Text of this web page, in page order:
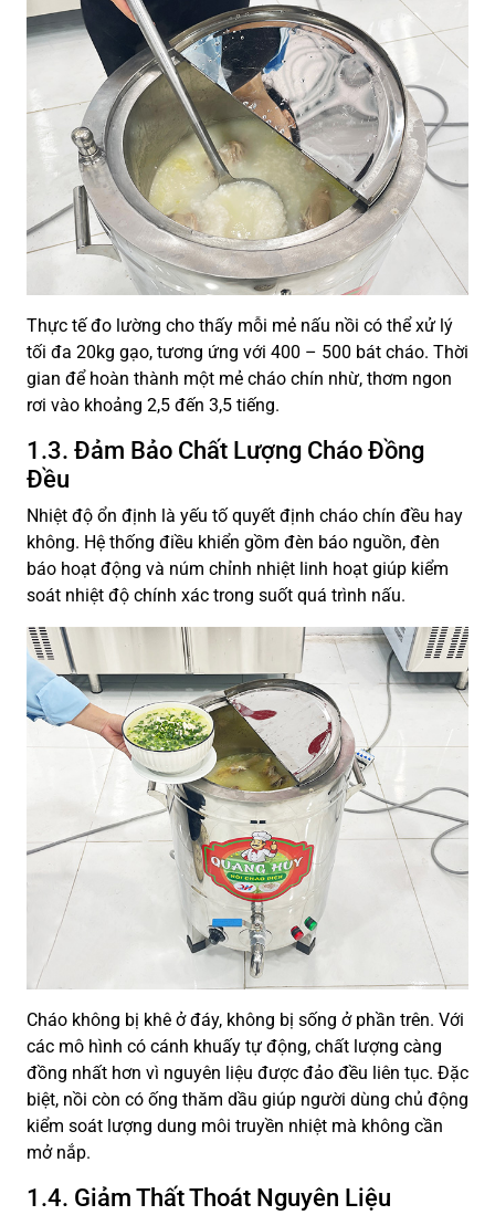
Thực tế đo lường cho thấy mỗi mẻ nấu nồi có thể xử lý
tối đa 20kg gạo, tương ứng với 400 – 500 bát cháo. Thời
gian để hoàn thành một mẻ cháo chín nhừ, thơm ngon
rơi vào khoảng 2,5 đến 3,5 tiếng.
1.3. Đảm Bảo Chất Lượng Cháo Đồng
Đều
Nhiệt độ ổn định là yếu tố quyết định cháo chín đều hay
không. Hệ thống điều khiển gồm đèn báo nguồn, đèn
báo hoạt động và núm chỉnh nhiệt linh hoạt giúp kiểm
soát nhiệt độ chính xác trong suốt quá trình nấu.
Cháo không bị khê ở đáy, không bị sống ở phần trên. Với
các mô hình có cánh khuấy tự động, chất lượng càng
đồng nhất hơn vì nguyên liệu được đảo đều liên tục. Đặc
biệt, nồi còn có ống thăm dầu giúp người dùng chủ động
kiểm soát lượng dung môi truyền nhiệt mà không cần
mở nắp.
1.4. Giảm Thất Thoát Nguyên Liệu